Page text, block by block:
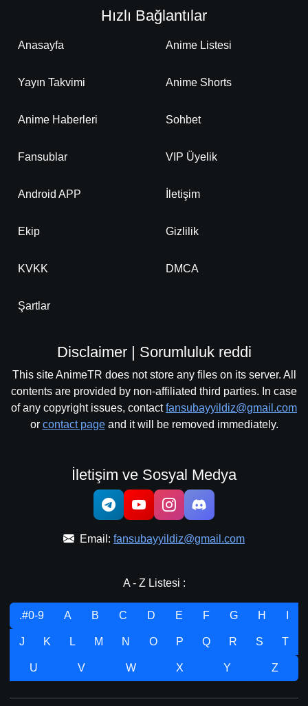
Hızlı Bağlantılar
Anasayfa Anime Listesi
Yayın Takvimi Anime Shorts
Anime Haberleri Sohbet
Fansublar VIP Üyelik
Android APP İletişim
Ekip Gizlilik
KVKK DMCA
Şartlar
Disclaimer | Sorumluluk reddi
This site AnimeTR does not store any files on its server. All
contents are provided by non-affiliated third parties. In case
of any copyright issues, contactfansubayyildiz@gmail.com
or contact pageand it will be removed immediately.
İletişim ve Sosyal Medya
Email: fansubayyildiz@gmail.com
A - Z Listesi :
.#0-9 A B C D E F G H
J K L M N O P Q R S T
U V W X Y Z